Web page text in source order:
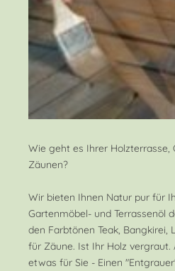
Wie geht es Ihrer Holzterrasse,
Zäunen?
Wir bieten Ihnen Natur pur für
Gartenmöbel- und Terrassenöl
den Farbtönen Teak, Bangkirei,
für Zäune. Ist Ihr Holz vergraut.
etwas für Sie - Einen